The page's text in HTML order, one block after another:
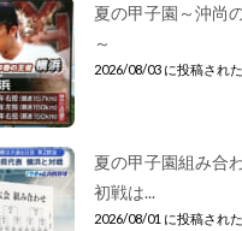
夏の甲子園～沖尚
～
2026/08/03 に投稿された
夏の甲子園組み合
初戦は...
2026/08/01 に投稿された